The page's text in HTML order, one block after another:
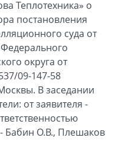
Теплотехника» о
постановления
суда от
округа от
09-147-58
В заседании
от заявителя -
Бабин О.В., Плешаков